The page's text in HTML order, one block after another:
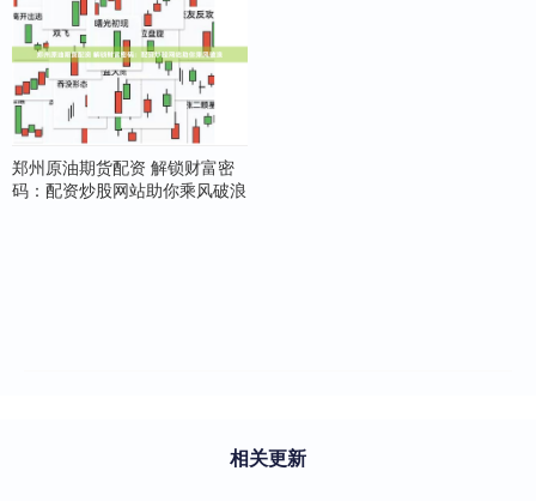
郑州原油期货配资 解锁财富密
码：配资炒股网站助你乘风破浪
相关更新